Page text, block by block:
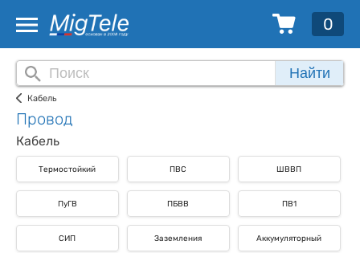
0
Найти
Кабель
Провод
Кабель
Термостойкий ПВС ШВВП
ПуГВ ПБВВ ПВ1
СИП Заземления Аккумуляторный